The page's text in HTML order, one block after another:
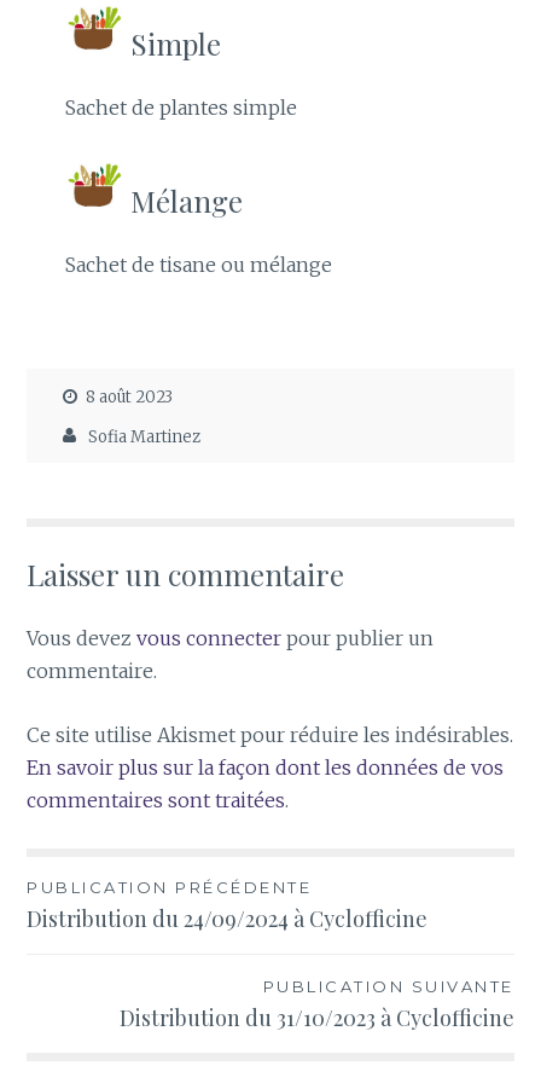
Simple
Sachet de plantes simple
Mélange
Sachet de tisane ou mélange
8 août 2023
Sofia Martinez
Laisser un commentaire
Vous devezvous connecter pour publier un
commentaire.
Ce site utilise Akismet pour réduire les indésirables.
En savoir plus sur la façon dont les données de vos
commentaires sont traitées.
Navigation
de
PUBLICATION PRÉCÉDENTE
Distribution du 24/09/2024 à Cyclofficine
PUBLICATION SUIVANTE
Distribution du 31/10/2023 à Cyclofficine